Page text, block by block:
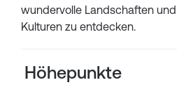
wundervolle Landschaften
Kulturen zu entdecken.
Höhepunkte